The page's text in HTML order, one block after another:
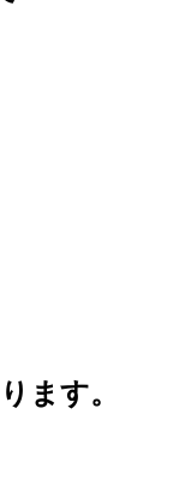
ます。